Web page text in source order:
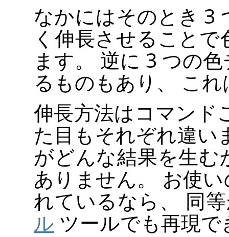
なかにはそのとき 3
く伸長させること
ます。 逆に 3 つの
るものもあり、 こ
伸長方法はコマンド
た目もそれぞれ違い
がどんな結果を生
ありません。 お使
れているなら、 同
ル ツールでも再現で